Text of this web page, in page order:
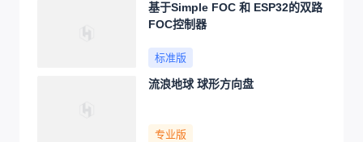
基于Simple FOC 和 ESP32的双路
FOC控制器
标准版
流浪地球 球形方向盘
专业版